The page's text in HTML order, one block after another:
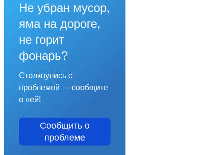
Не убран мусор,
яма на дороге,
не горит
фонарь?
Столкнулись с
проблемой — сообщите
о ней!
Сообщить о
проблеме